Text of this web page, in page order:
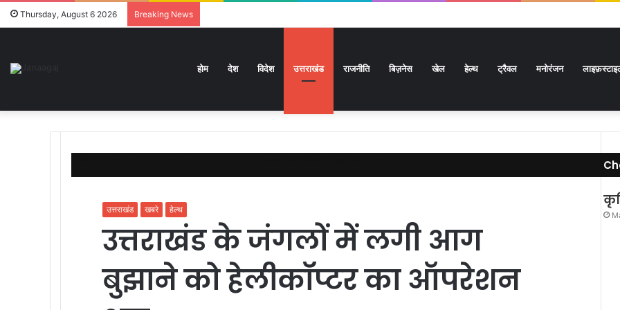
Thursday, August 6 2026 Breaking News
होम देश विदेश उत्तराखंड राजनीति बिज़नेस खेल हेल्थ ट्रैवल मनोरंजन
उत्तराखंड खबरे हेल्थ
उत्तराखंड के जंगलों में लगी आग
बुझाने को हेलीकॉप्टर का ऑपरेशन